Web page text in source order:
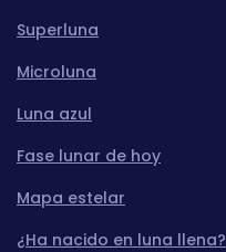
Superluna
Microluna
Luna azul
Fase lunar de hoy
Mapa estelar
¿Ha nacido en luna llena?